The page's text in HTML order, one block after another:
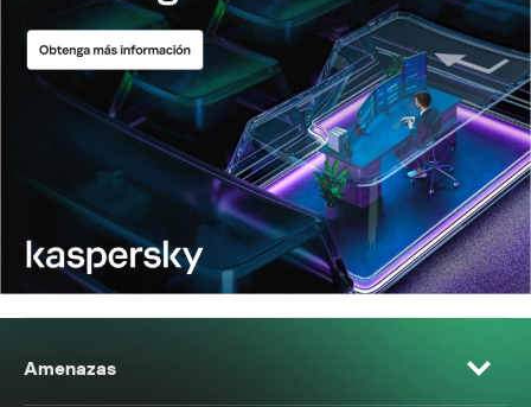
Amenazas